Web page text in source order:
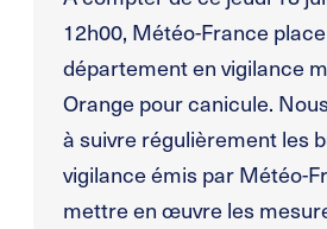
12h00, Météo-France
département en vigilance
Orange pour canicule.
à suivre régulièrement les
vigilance émis par Météo-
mettre en œuvre les